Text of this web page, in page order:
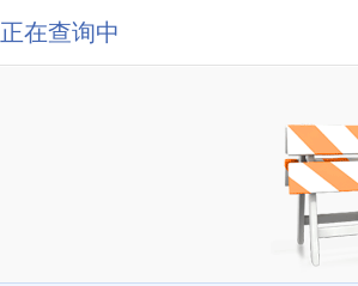
正在查询中